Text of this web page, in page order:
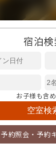
宿泊
お子様も含
予約照会・予約